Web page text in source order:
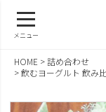
メニュー
HOME
詰め合わせ
飲むヨーグルト 飲み